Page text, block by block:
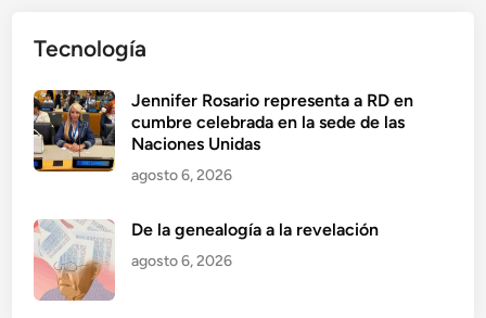
Tecnología
Jennifer Rosario representa a RD en
cumbre celebrada en la sede de las
Naciones Unidas
agosto 6, 2026
De la genealogía a la revelación
agosto 6, 2026